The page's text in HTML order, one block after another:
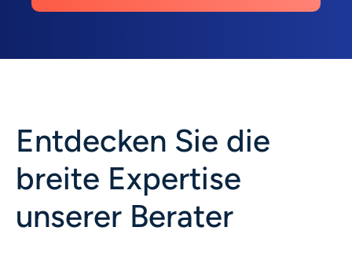
Entdecken Sie die
breite Expertise
unserer Berater